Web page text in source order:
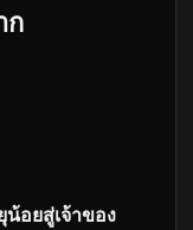
ก
อยสู่เจ้าของ